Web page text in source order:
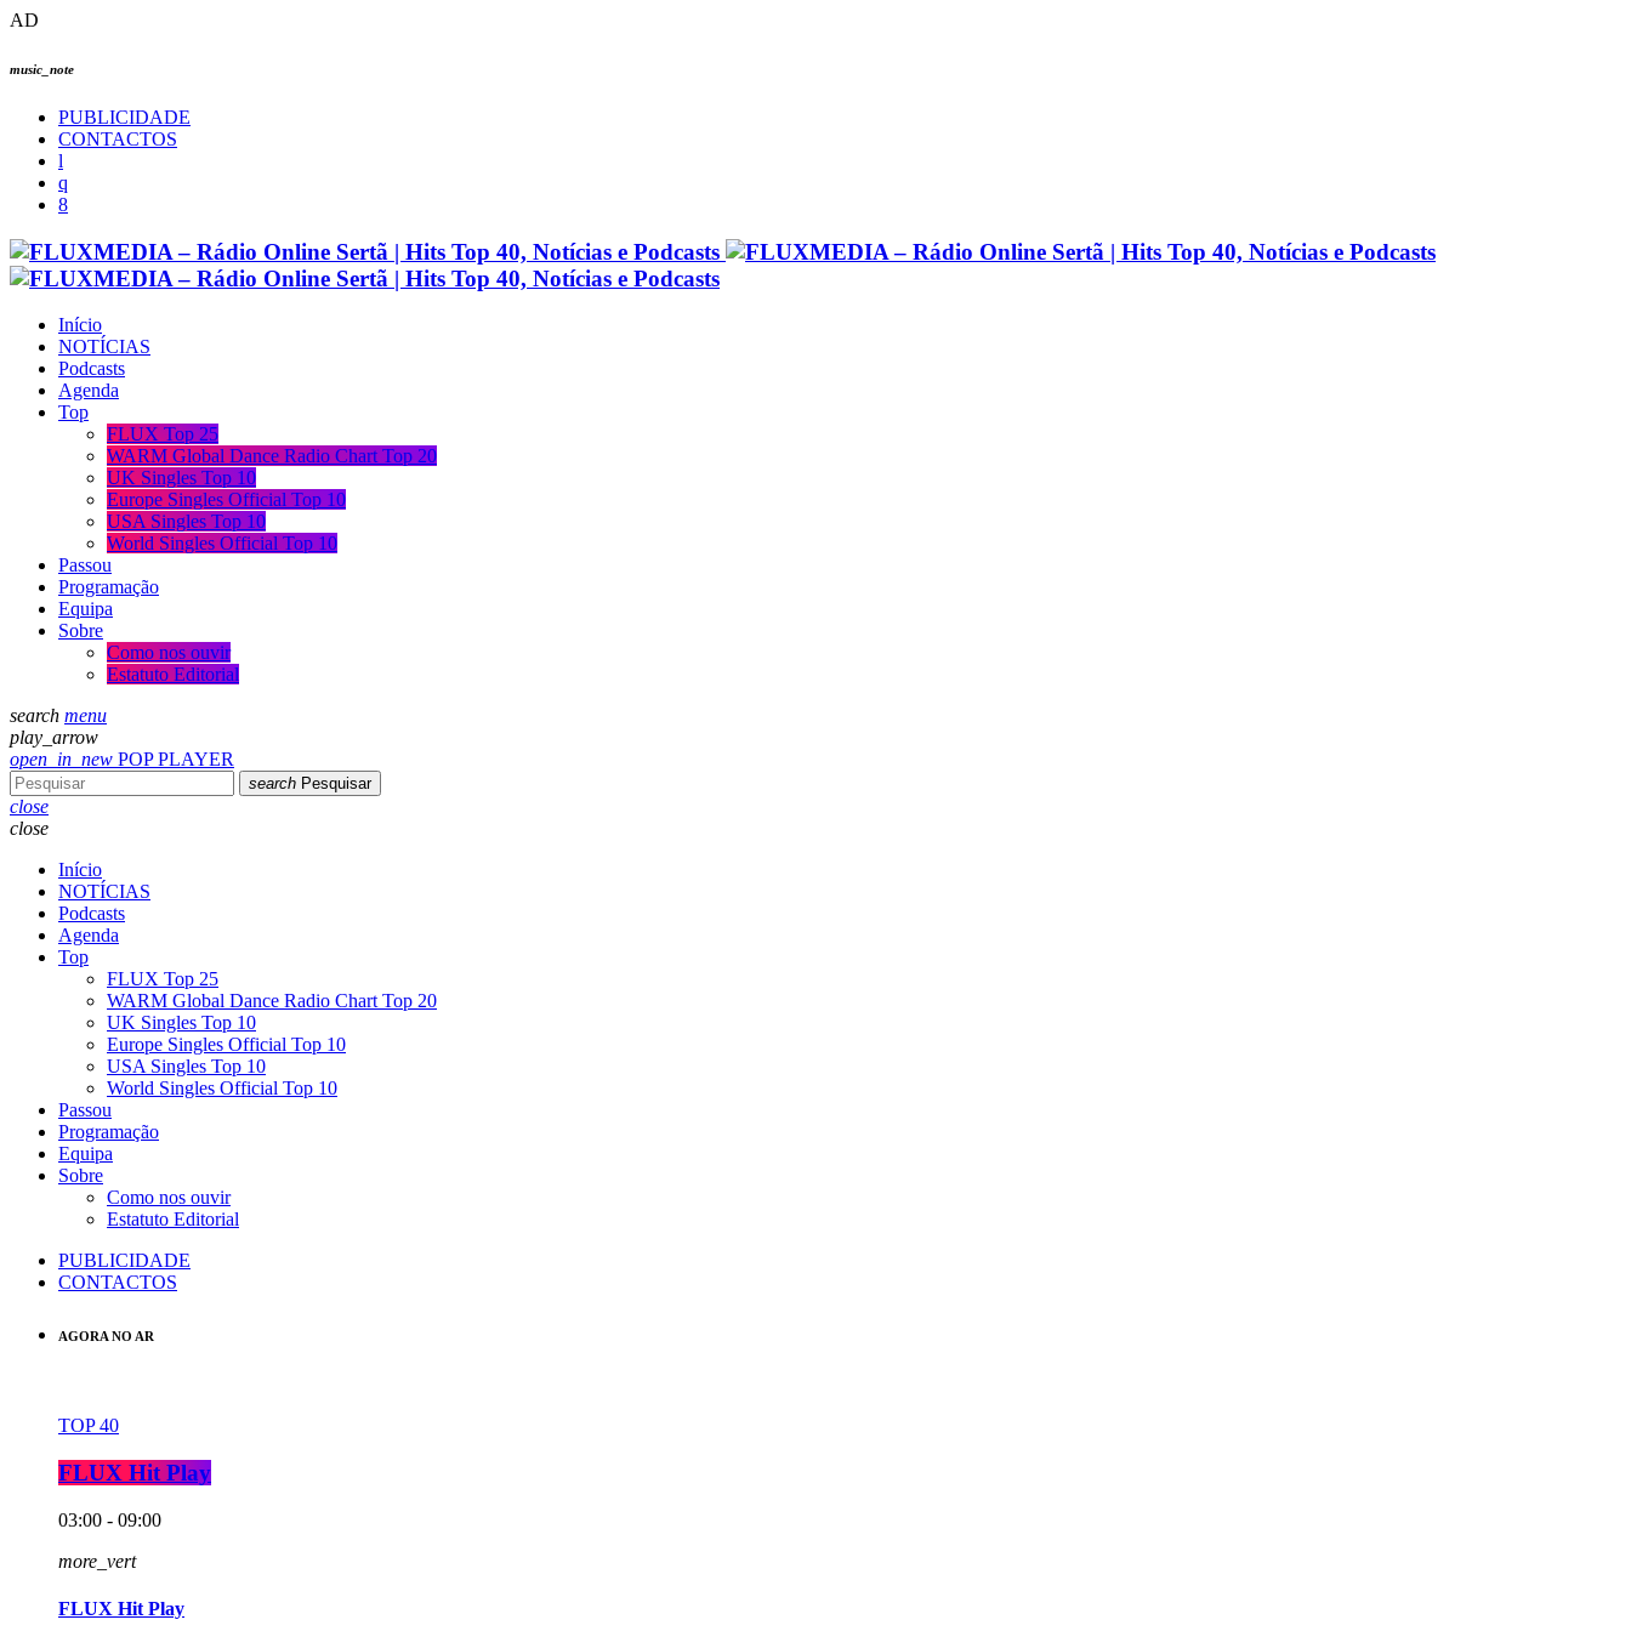
AD
music_note
PUBLICIDADE
CONTACTOS
Início
NOTÍCIAS
Podcasts
Agenda
Top
FLUX Top 25
WARM Global Dance Radio Chart Top 20
UK Singles Top 10
Europe Singles Official Top 10
USA Singles Top 10
World Singles Official Top 10
Passou
Programação
Equipa
Sobre
Como nos ouvir
Estatuto Editorial
search menu
play_arrow
open_in_new POP PLAYER
search Pesquisar
close
close
Início
NOTÍCIAS
Podcasts
Agenda
Top
FLUX Top 25
WARM Global Dance Radio Chart Top 20
UK Singles Top 10
Europe Singles Official Top 10
USA Singles Top 10
World Singles Official Top 10
Passou
Programação
Equipa
Sobre
Como nos ouvir
Estatuto Editorial
PUBLICIDADE
CONTACTOS
AGORA NO AR
TOP 40
FLUX Hit Play
03:00 - 09:00
more_vert
FLUX Hit Play